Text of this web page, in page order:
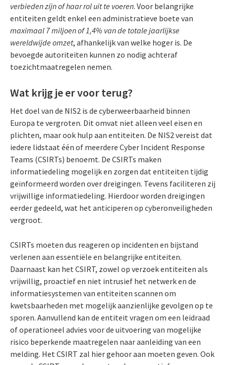
verbieden zijn of haar rol uit te voeren. Voor belangrijke
entiteiten geldt enkel een administratieve boete van
maximaal 7 miljoen of 1,4% van de totale jaarlijkse
wereldwijde omzet, afhankelijk van welke hoger is. De
bevoegde autoriteiten kunnen zo nodig achteraf
toezichtmaatregelen nemen.
Wat krijg je er voor terug?
Het doel van de NIS2 is de cyberweerbaarheid binnen
Europa te vergroten. Dit omvat niet alleen veel eisen en
plichten, maar ook hulp aan entiteiten. De NIS2 vereist dat
iedere lidstaat één of meerdere Cyber Incident Response
Teams (CSIRTs) benoemt. De CSIRTs maken
informatiedeling mogelijk en zorgen dat entiteiten tijdig
geïnformeerd worden over dreigingen. Tevens faciliteren zij
vrijwillige informatiedeling. Hierdoor worden dreigingen
eerder gedeeld, wat het anticiperen op cyberonveiligheden
vergroot.
CSIRTs moeten dus reageren op incidenten en bijstand
verlenen aan essentiële en belangrijke entiteiten.
Daarnaast kan het CSIRT, zowel op verzoek entiteiten als
vrijwillig, proactief en niet intrusief het netwerk en de
informatiesystemen van entiteiten scannen om
kwetsbaarheden met mogelijk aanzienlijke gevolgen op te
sporen. Aanvullend kan de entiteit vragen om een leidraad
of operationeel advies voor de uitvoering van mogelijke
risico beperkende maatregelen naar aanleiding van een
melding. Het CSIRT zal hier gehoor aan moeten geven. Ook